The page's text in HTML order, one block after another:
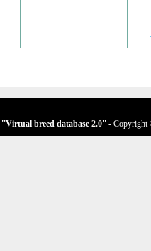
''Virtual breed database 2.0'' - Copyright